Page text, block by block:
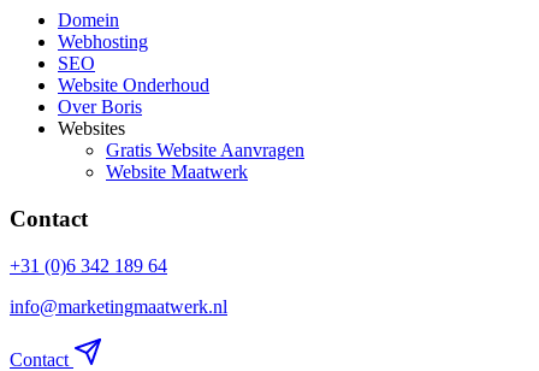
Domein
Webhosting
SEO
Website Onderhoud
Over Boris
Websites
Gratis Website Aanvragen
Website Maatwerk
Contact
+31 (0)6 342 189 64
info@marketingmaatwerk.nl
Contact